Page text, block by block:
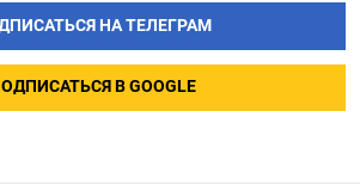
НА ТЕЛЕГРАМ
В GOOGLE